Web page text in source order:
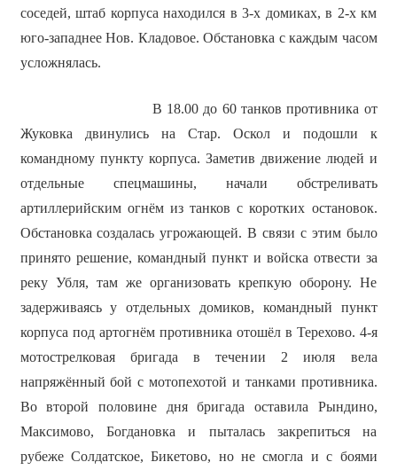
соседей, штаб корпуса находился в 3-х домиках, в 2-х км
юго-западнее Нов. Кладовое. Обстановка с каждым часом
усложнялась.
В 18.00 до 60 танков противника от
Жуковка двинулись на Стар. Оскол и подошли к
командному пункту корпуса. Заметив движение людей и
отдельные спецмашины, начали обстреливать
артиллерийским огнём из танков с коротких остановок.
Обстановка создалась угрожающей. В связи с этим было
принято решение, командный пункт и войска отвести за
реку Убля, там же организовать крепкую оборону. Не
задерживаясь у отдельных домиков, командный пункт
корпуса под артогнём противника отошёл в Терехово. 4-я
мотострелковая бригада в течении 2 июля вела
напряжённый бой с мотопехотой и танками противника.
Во второй половине дня бригада оставила Рындино,
Максимово, Богдановка и пыталась закрепиться на
рубеже Солдатское, Бикетово, но не смогла и с боями